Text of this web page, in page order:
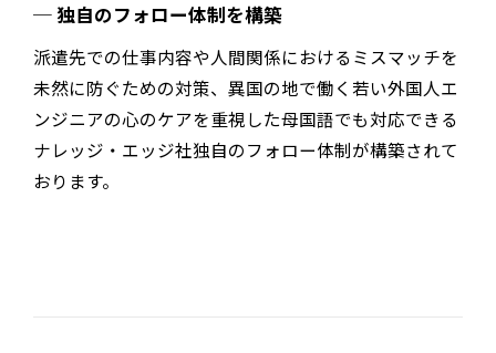
独自のフォロー体制を構築
派遣先での仕事内容や人間関係におけるミスマッチを
未然に防ぐための対策、異国の地で働く若い外国人エ
ンジニアの心のケアを重視した母国語でも対応できる
ナレッジ・エッジ社独自のフォロー体制が構築されて
おります。